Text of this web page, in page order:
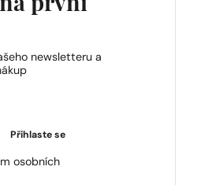
na první
newsletteru a
Přihlaste se
osobních